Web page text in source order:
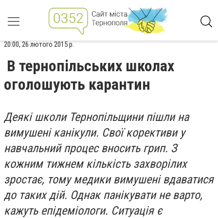
20:00, 26 лютого 2015 р.
В тернопільських школах
оголошують карантин
Деякі школи Тернопільщини пішли на
вимушені канікули. Свої корективи у
навчальний процес вносить грип. З
кожним тижнем кількість захворілих
зростає, тому медики вимушені вдаватися
до таких дій. Однак панікувати не варто,
кажуть епідеміологи. Ситуація є